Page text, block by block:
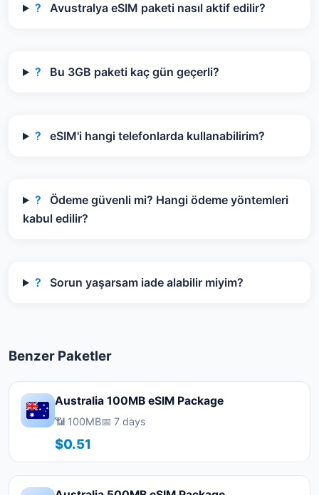
? Avustralya eSIM paketi nasıl aktif edilir?
? Bu 3GB paketi kaç gün geçerli?
? eSIM'i hangi telefonlarda kullanabilirim?
?
Ödeme güvenli mi? Hangi ödeme yöntemleri
kabul edilir?
? Sorun yaşarsam iade alabilir miyim?
Benzer Paketler
Australia 100MB eSIM Package
📶 100MB📅 7 days
$0.51